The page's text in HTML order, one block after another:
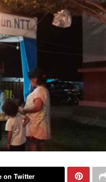
on Twitter